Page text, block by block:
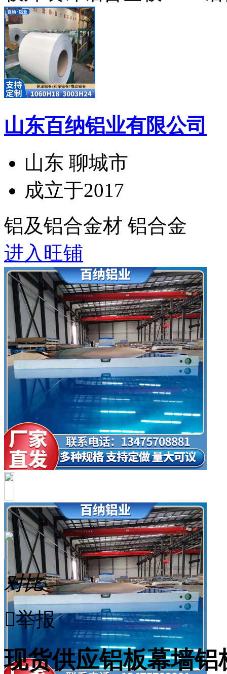
山东百纳铝业有限公司
山东 聊城市
成立于2017
铝及铝合金材 铝合金
进入旺铺
对比
举报
现货供应铝板幕墙铝